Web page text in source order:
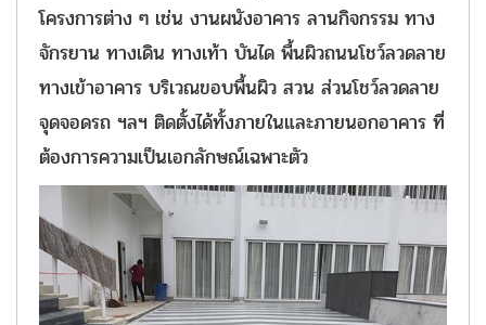
โครงการต่าง ๆ เช่น งานผนังอาคาร ลานกิจกรรม ทาง
จักรยาน ทางเดิน ทางเท้า บันได พื้นผิวถนนโชว์ลวดลาย
ทางเข้าอาคาร บริเวณขอบพื้นผิว สวน ส่วนโชว์ลวดลาย
จุดจอดรถ ฯลฯ ติดตั้งได้ทั้งภายในและภายนอกอาคาร ที่
ต้องการความเป็นเอกลักษณ์เฉพาะตัว